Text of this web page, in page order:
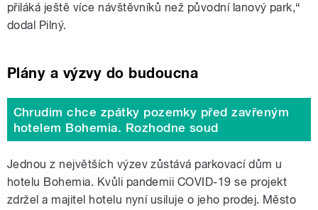
přiláká ještě více návštěvníků než původní lanový park,“
dodal Pilný.
Plány a výzvy do budoucna
Chrudim chce zpátky pozemky před zavřeným
hotelem Bohemia. Rozhodne soud
Jednou z největších výzev zůstává parkovací dům u
hotelu Bohemia. Kvůli pandemii COVID-19 se projekt
zdržel a majitel hotelu nyní usiluje o jeho prodej. Město